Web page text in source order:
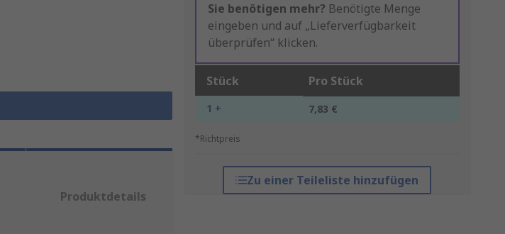
Sie benötigen mehr? Benötigte Menge
eingeben und auf „Lieferverfügbarkeit
überprüfen“ klicken.
Stück Pro Stück
1 + 7,83 €
*Richtpreis
Zu einer Teileliste hinzufügen
Produktdetails